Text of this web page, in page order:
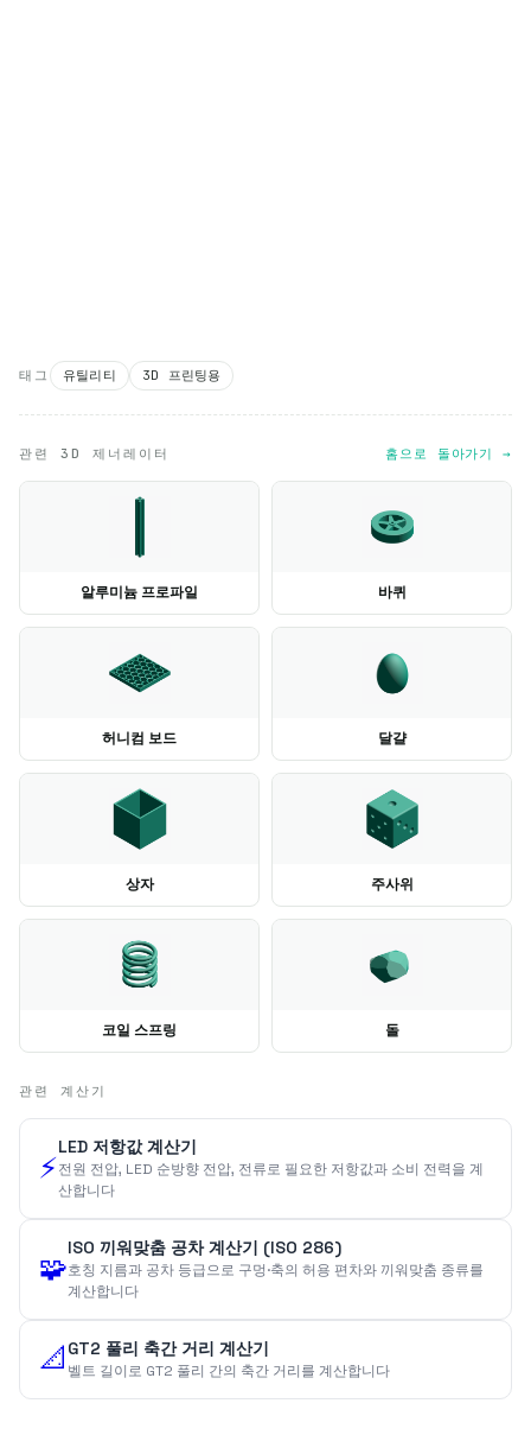
태그 유틸리티 3D 프린팅용
관련 3D 제너레이터 홈으로 돌아가기 →
알루미늄 프로파일 바퀴
허니컴 보드 달걀
상자 주사위
코일 스프링 돌
관련 계산기
⚡
LED 저항값 계산기
전원 전압, LED 순방향 전압, 전류로 필요한 저항값과 소비 전력을 계
산합니다
🧩
ISO 끼워맞춤 공차 계산기 (ISO 286)
호칭 지름과 공차 등급으로 구멍·축의 허용 편차와 끼워맞춤 종류를
계산합니다
📐 GT2 풀리 축간 거리 계산기
벨트 길이로 GT2 풀리 간의 축간 거리를 계산합니다